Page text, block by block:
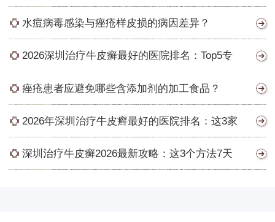
水痘病毒感染与痤疮样皮损的病因差异？
2026深圳治疗牛皮癣最好的医院排名：Top5专
痤疮患者应避免哪些含添加剂的加工食品？
2026年深圳治疗牛皮癣最好的医院排名：这3家
深圳治疗牛皮癣2026最新攻略：这3个方法7天